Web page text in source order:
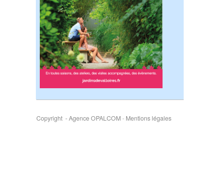
Copyright - Agence OPALCOM- Mentions légales